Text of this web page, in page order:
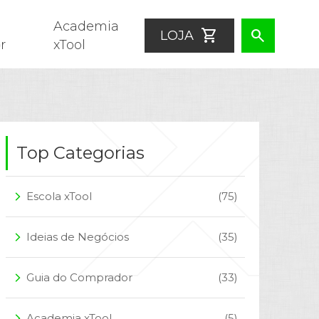
Academia
xTool
LOJA shopping_cart search
Top Categorias
arrow_forward_ios Escola xTool (75)
arrow_forward_ios Ideias de Negócios (35)
arrow_forward_ios Guia do Comprador (33)